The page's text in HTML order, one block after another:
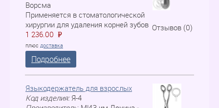
Отзывов (0)
Ворсма
Применяется в стоматологической
хирургии для удаления корней зубов
1 236.00
=
P
плюс доставка
Подробнее
Языкодержатель для взрослых
Код изделия: Я-4